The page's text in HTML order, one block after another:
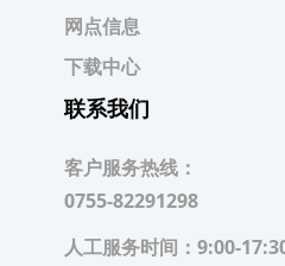
网点信息
下载中心
联系我们
客户服务热线：
0755-82291298
人工服务时间：9:00-